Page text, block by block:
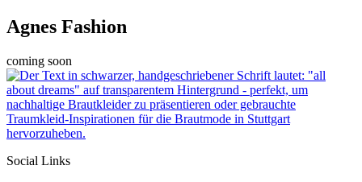
Agnes Fashion
coming soon
Social Links